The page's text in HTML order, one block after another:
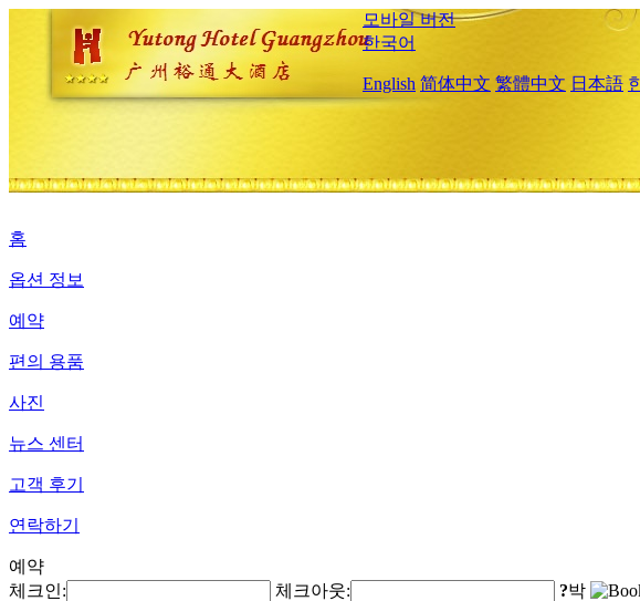
모바일 버전
한국어
English 简体中文 繁體中文 日本語
홈
옵션 정보
예약
편의 용품
사진
뉴스 센터
고객 후기
연락하기
예약
체크인:
체크아웃: ?박